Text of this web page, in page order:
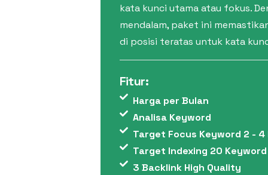
kata kunci utama atau fokus.
mendalam, paket ini
di posisi teratas untuk kata
Fitur:
Harga per Bulan
Analisa Keyword
Target Focus Keyword 2 - 4
Target Indexing 20
3 Backlink High Quality